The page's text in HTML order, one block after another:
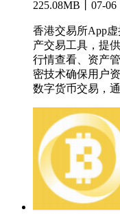
225.08MB丨07-06
香港交易所App
产交易工具，提
行情查看、资产
密技术确保用户
数字货币交易，